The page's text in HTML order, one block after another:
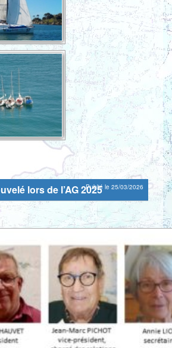
lors de l’AG 2025Publié le 25/03/2026